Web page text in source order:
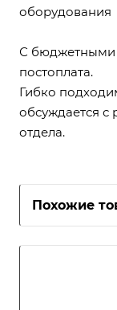
оборудования
С бюджетными
постоплата.
Гибко
обсуждается с
отдела.
Похожие